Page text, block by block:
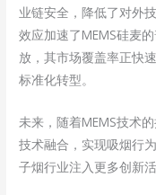
业链安全，降低了对外
效应加速了MEMS硅麦
放，其市场覆盖率正快
标准化转型。
未来，随着MEMS技术
技术融合，实现吸烟行
子烟行业注入更多创新